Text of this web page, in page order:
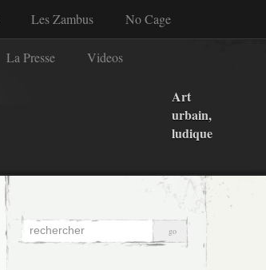
Les Zambus No Cage
La Presse Videos
Art
urbain,
ludique